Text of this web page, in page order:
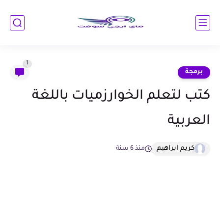
برمجة
1
كتب لتعلم الخوارزميات باللغة
العربية
كريم ابراهيم منذ 6 سنة